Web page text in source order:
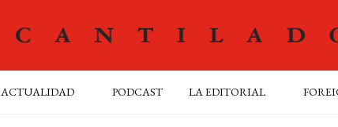
ACTUALIDAD PODCAST LA EDITORIAL